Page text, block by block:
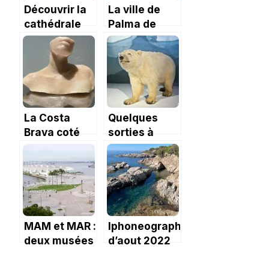
Découvrir la
cathédrale
de Palma sur
l’ile de
Majorque
La ville de
Palma de
Majorque
La Costa
Brava coté
musées
Quelques
sorties à
Toulouse
avec les
enfants.
MAM et MAR :
deux musées
Iphoneography
d’aout 2022